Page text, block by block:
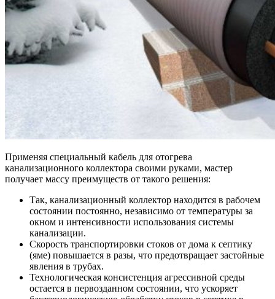
Применяя специальный кабель для отогрева
канализационного коллектора своими руками, мастер
получает массу преимуществ от такого решения:
Так, канализационный коллектор находится в рабочем
состоянии постоянно, независимо от температуры за
окном и интенсивности использования системы
канализации.
Скорость транспортировки стоков от дома к септику
(яме) повышается в разы, что предотвращает застойные
явления в трубах.
Технологическая консистенция агрессивной среды
остается в первозданном состоянии, что ускоряет